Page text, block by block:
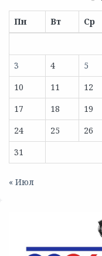
Пн Вт Ср
3
4 5
10
11 12
17
18 19
24
25 26
31
« Июл